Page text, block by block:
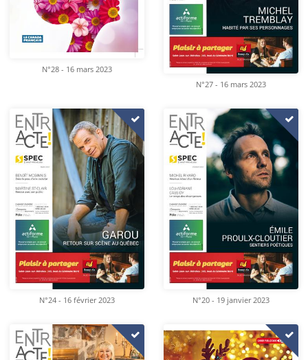
N°28 - 16 mars 2023
N°27 - 16 mars 2023
N°24 - 16 février 2023 N°20 - 19 janvier 2023